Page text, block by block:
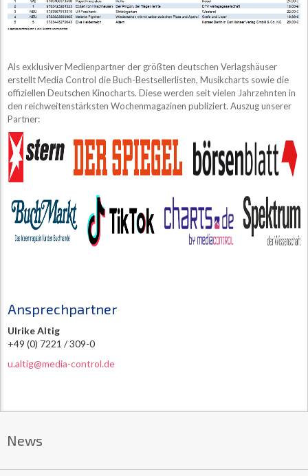
Als exklusiver Medienpartner der größten deutschen Verlagshäuser
erstellt Media Control die Buch-Bestsellerlisten, Musikcharts sowie die
offiziellen Deutschen Kinocharts. Diese werden seit vielen Jahrzehnten in
den reichweitenstärksten Wochenmagazinen publiziert. Auszug unserer
Partner:
Ansprechpartner
Ulrike Altig
+49 (0) 7221 / 309-0
u.altig@media-control.de
News